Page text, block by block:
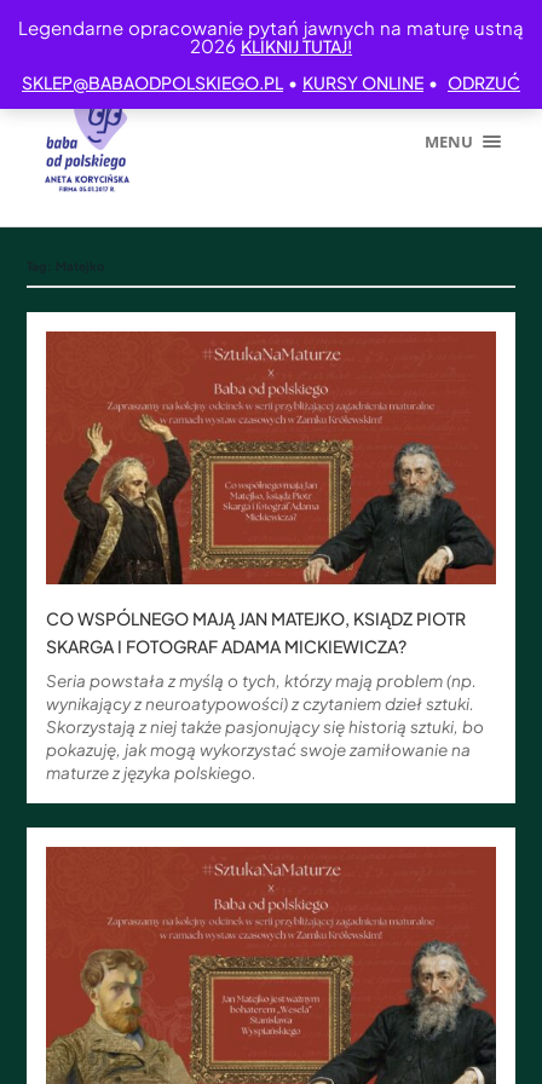
Legendarne opracowanie pytań jawnych na maturę ustną
2026 KLIKNIJ TUTAJ!
SKLEP@BABAODPOLSKIEGO.PL • KURSY ONLINE • ODRZUĆ
MENU
CO WSPÓLNEGO MAJĄ JAN MATEJKO, KSIĄDZ PIOTR
SKARGA I FOTOGRAF ADAMA MICKIEWICZA?
Seria powstała z myślą o tych, którzy mają problem (np.
wynikający z neuroatypowości) z czytaniem dzieł sztuki.
Skorzystają z niej także pasjonujący się historią sztuki, bo
pokazuję, jak mogą wykorzystać swoje zamiłowanie na
maturze z języka polskiego.